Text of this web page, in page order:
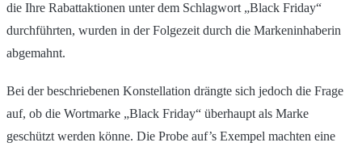
die Ihre Rabattaktionen unter dem Schlagwort „Black Friday“
durchführten, wurden in der Folgezeit durch die Markeninhaberin
abgemahnt.
Bei der beschriebenen Konstellation drängte sich jedoch die Frage
auf, ob die Wortmarke „Black Friday“ überhaupt als Marke
geschützt werden könne. Die Probe auf’s Exempel machten eine